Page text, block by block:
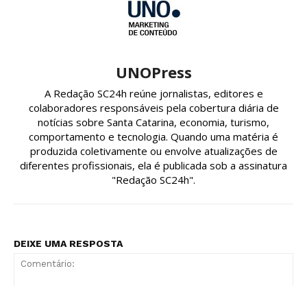
UNOPress
A Redação SC24h reúne jornalistas, editores e
colaboradores responsáveis pela cobertura diária de
notícias sobre Santa Catarina, economia, turismo,
comportamento e tecnologia. Quando uma matéria é
produzida coletivamente ou envolve atualizações de
diferentes profissionais, ela é publicada sob a assinatura
"Redação SC24h".
DEIXE UMA RESPOSTA